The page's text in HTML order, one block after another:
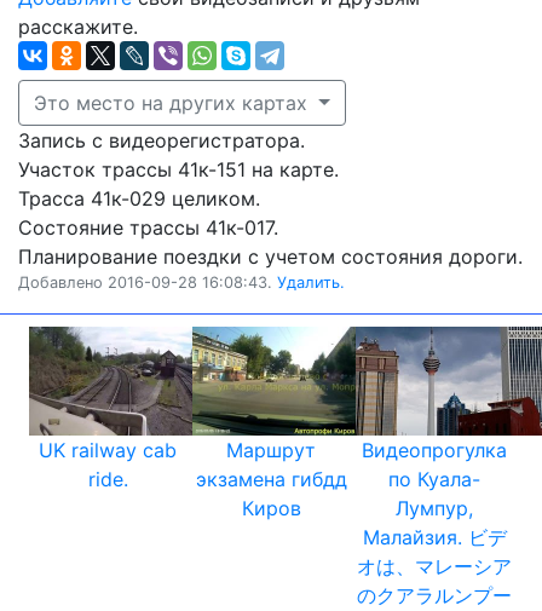
расскажите.
Это место на других картах
Запись с видеорегистратора.
Участок трассы 41к-151 на карте.
Трасса 41к-029 целиком.
Состояние трассы 41к-017.
Планирование поездки с учетом состояния дороги.
Добавлено 2016-09-28 16:08:43. Удалить.
UK railway cab
ride.
Маршрут
экзамена гибдд
Киров
Видеопрогулка
по Куала-
Лумпур,
Малайзия. ビデ
オは、マレーシア
のクアラルンプー